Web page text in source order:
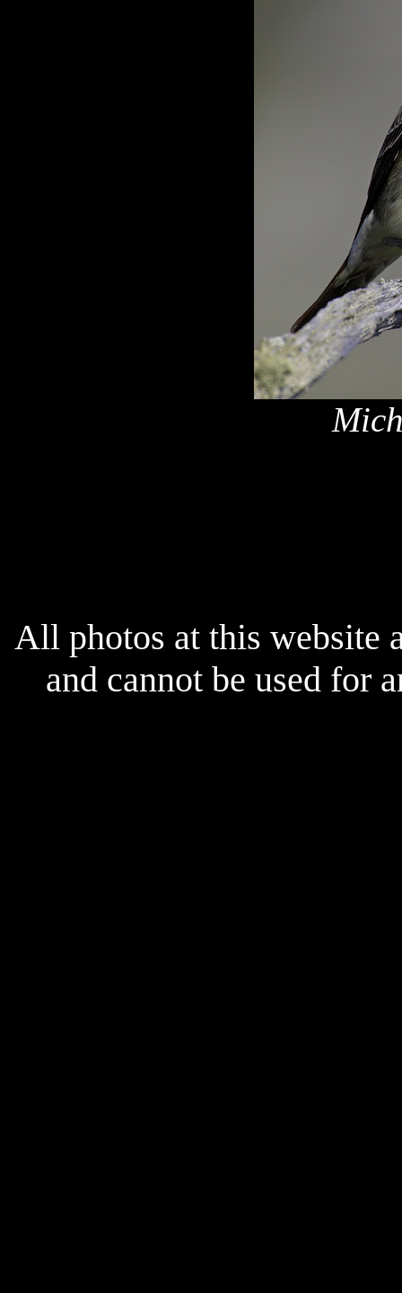
All photos at this website
and cannot be used for